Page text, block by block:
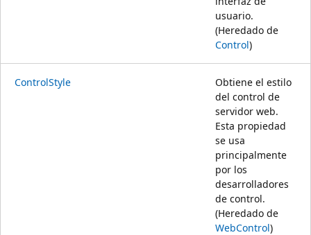
usuario.
(Heredado de
Control)
ControlStyle
Obtiene el estilo
del control de
servidor web.
Esta propiedad
se usa
principalmente
por los
desarrolladores
de control.
(Heredado de
WebControl)